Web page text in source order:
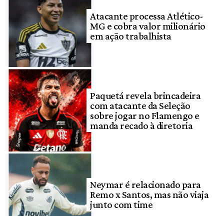
Atacante processa Atlético-
MG e cobra valor milionário
em ação trabalhista
Paquetá revela brincadeira
com atacante da Seleção
sobre jogar no Flamengo e
manda recado à diretoria
Neymar é relacionado para
Remo x Santos, mas não viaja
junto com time